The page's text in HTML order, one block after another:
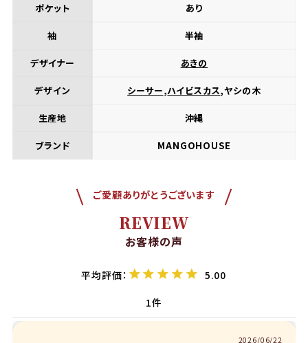
ポケット あり
袖 半袖
デザイナー あきの
デザイン シーサー,ハイビスカス,ヤシの木
生産地 沖縄
ブランド MANGOHOUSE
ご愛顧ありがとうございます
REVIEW
お客様の声
5.00
1
2026/06/22